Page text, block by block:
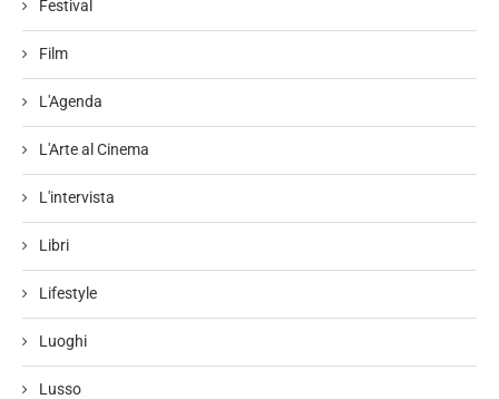
Festival
Film
L'Agenda
L'Arte al Cinema
L'intervista
Libri
Lifestyle
Luoghi
Lusso